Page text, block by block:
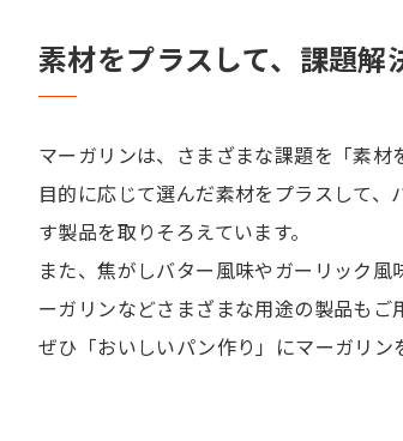
素材をプラスして、課題解
マーガリンは、さまざまな課題を「素材
目的に応じて選んだ素材をプラスして
す製品を取りそろえています。
また、焦がしバター風味やガーリック
ーガリンなどさまざまな用途の製品もご
ぜひ「おいしいパン作り」にマーガリン